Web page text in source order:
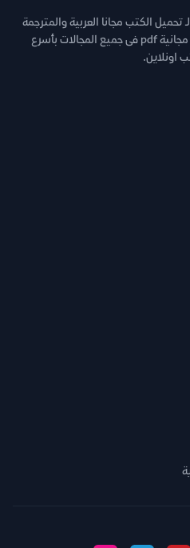
الكتب مجانا العربية والمترجمة
والروايات والقصص وغيرها من كتب مجانية pdf فى جميع المجالات بأسرع
اونلاين.